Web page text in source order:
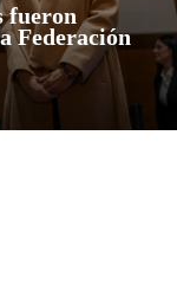
fueron
Federación